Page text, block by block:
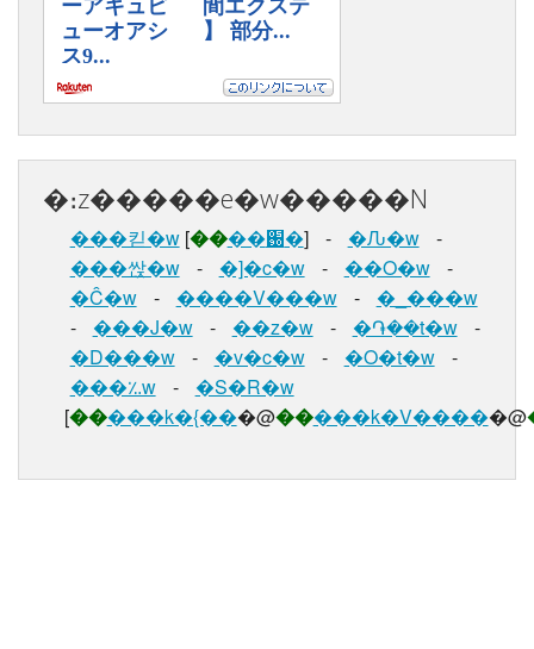
�։z�����e�w�����N
���킫�w[�� ��֐�] - �Ԉ�w
-
���싽�w
- �]�c�w - ��O�w
-
�Ĉ�w
- ����V���w -
�_���w
-
���J�w - ��z�w - �֏��t�w
-
�D���w
- �v�c�w - �O�t�w
-
���؉w
-
�S�R�w
[�����k�{���@�����k�V�����@